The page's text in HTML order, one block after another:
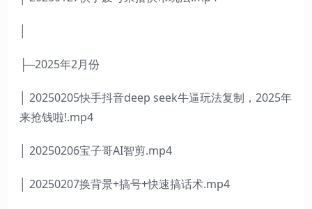
├─2025年2月份
│ 20250205快手抖音deep seek牛逼玩法复制，2025年
来抢钱啦!.mp4
│ 20250206宝子哥AI智剪.mp4
│ 20250207换背景+搞号+快速搞话术.mp4